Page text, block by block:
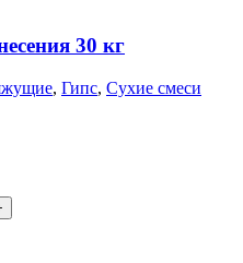
30 кг
, Гипс, Сухие смеси